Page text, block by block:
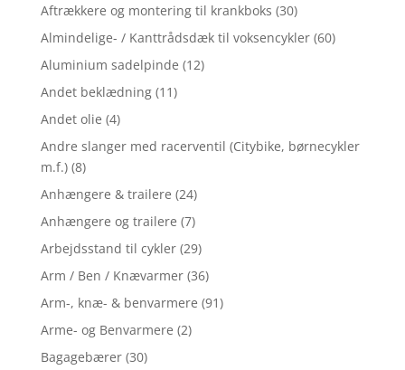
Aftrækkere og montering til krankboks (30)
Almindelige- / Kanttrådsdæk til voksencykler (60)
Aluminium sadelpinde (12)
Andet beklædning (11)
Andet olie (4)
Andre slanger med racerventil (Citybike, børnecykler
m.f.) (8)
Anhængere & trailere (24)
Anhængere og trailere (7)
Arbejdsstand til cykler (29)
Arm / Ben / Knævarmer (36)
Arm-, knæ- & benvarmere (91)
Arme- og Benvarmere (2)
Bagagebærer (30)